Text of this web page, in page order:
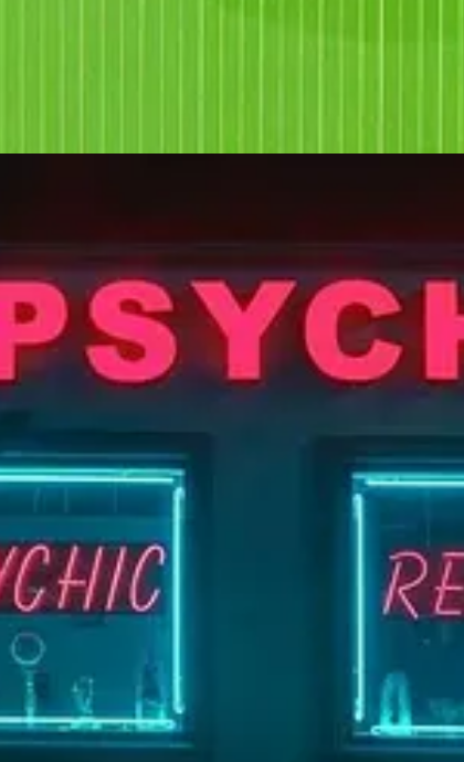
No hay una alerta, no hay una alarma, no hay nada que
un autómata.